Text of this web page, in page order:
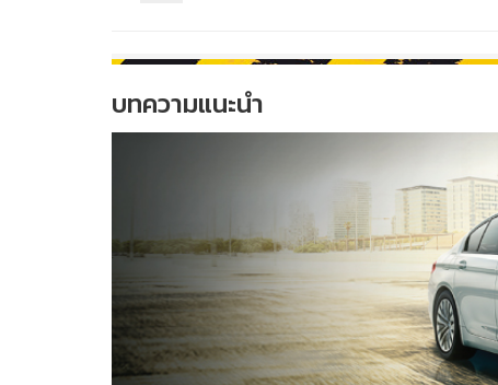
บทความแนะนำ